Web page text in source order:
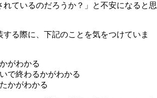
れているのだろうか？」と不安になると思
する際に、下記のことを気をつけていま
がわかる
で終わるかがわかる
かがわかる